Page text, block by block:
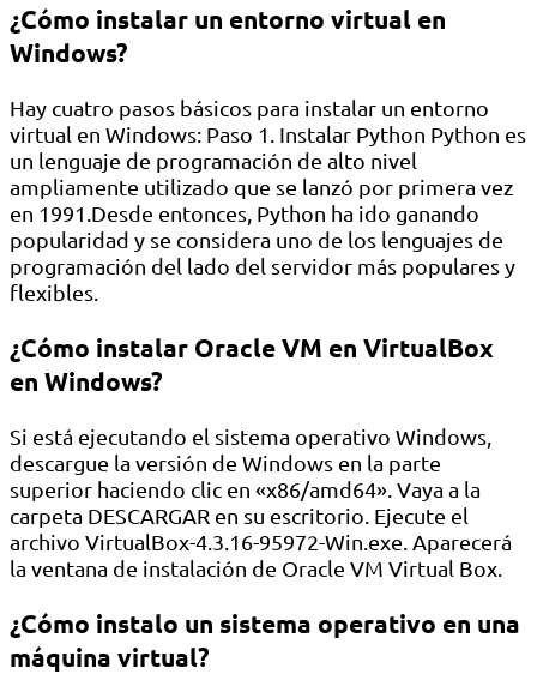
¿Cómo instalar un entorno virtual en
Windows?
Hay cuatro pasos básicos para instalar un entorno
virtual en Windows: Paso 1. Instalar Python Python es
un lenguaje de programación de alto nivel
ampliamente utilizado que se lanzó por primera vez
en 1991.Desde entonces, Python ha ido ganando
popularidad y se considera uno de los lenguajes de
programación del lado del servidor más populares y
flexibles.
¿Cómo instalar Oracle VM en VirtualBox
en Windows?
Si está ejecutando el sistema operativo Windows,
descargue la versión de Windows en la parte
superior haciendo clic en «x86/amd64». Vaya a la
carpeta DESCARGAR en su escritorio. Ejecute el
archivo VirtualBox-4.3.16-95972-Win.exe. Aparecerá
la ventana de instalación de Oracle VM Virtual Box.
¿Cómo instalo un sistema operativo en una
máquina virtual?